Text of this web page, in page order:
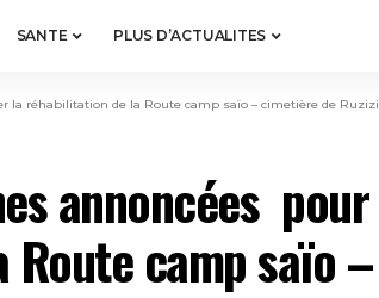
SANTE PLUS D’ACTUALITES
la réhabilitation de la Route camp saïo – cimetière de Ruzizi
annoncées pour
camp saïo –